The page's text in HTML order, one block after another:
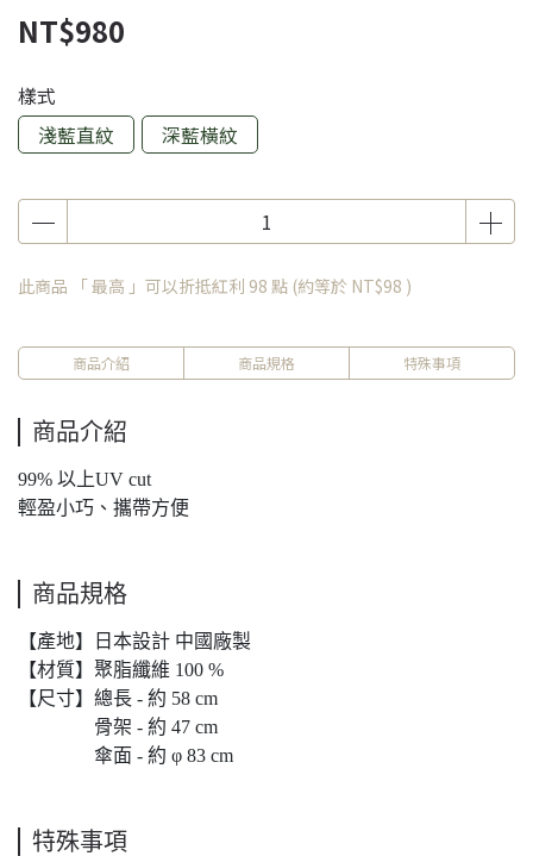
NT$980
樣式
淺藍直紋
深藍橫紋
此商品 「 最高 」可以折抵紅利 98 點 (約等於 NT$98 )
商品介紹 商品規格 特殊事項
商品介紹
99% 以上UV cut
輕盈小巧、攜帶方便
商品規格
【產地】日本設計 中國廠製
【材質】聚脂纖維 100 %
【尺寸】總長 - 約 58 cm
骨架 - 約 47 cm
傘面 - 約 φ 83 cm
特殊事項